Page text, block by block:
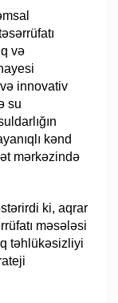
və
innovativ
su
kənd
mərkəzində
ki, aqrar
məsələsi
təhlükəsizliyi